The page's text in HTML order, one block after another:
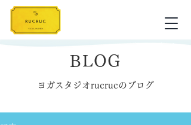
BLOG
ヨガスタジオrucrucのブログ